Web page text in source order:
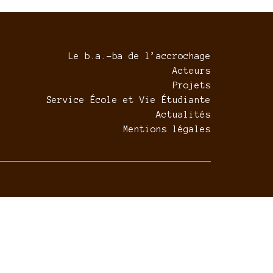
Le b.a.-ba de l’accrochage
Acteurs
Projets
Service École et Vie Étudiante
Actualités
Mentions légales